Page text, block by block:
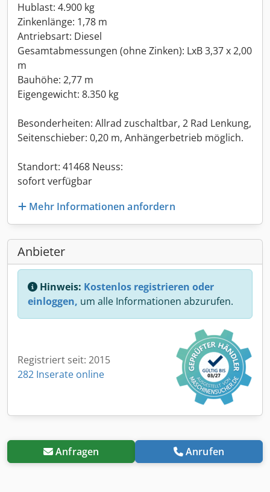
Hublast: 4.900 kg
Zinkenlänge: 1,78 m
Antriebsart: Diesel
Gesamtabmessungen (ohne Zinken): LxB 3,37 x 2,00
m
Bauhöhe: 2,77 m
Eigengewicht: 8.350 kg
Besonderheiten: Allrad zuschaltbar, 2 Rad Lenkung,
Seitenschieber: 0,20 m, Anhängerbetrieb möglich.
Standort: 41468 Neuss:
sofort verfügbar
Mehr Informationen anfordern
Anbieter
Hinweis: Kostenlos registrieren oder
einloggen, um alle Informationen abzurufen.
Registriert seit: 2015
282 Inserate online
Anfragen Anrufen